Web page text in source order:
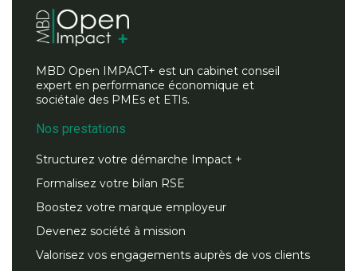
MBD Open IMPACT+ est un cabinet conseil
expert en performance économique et
sociétale des PMEs et ETIs.
Nos prestations
Structurez votre démarche Impact +
Formalisez votre bilan RSE
Boostez votre marque employeur
Devenez société à mission
Valorisez vos engagements auprès de vos clients